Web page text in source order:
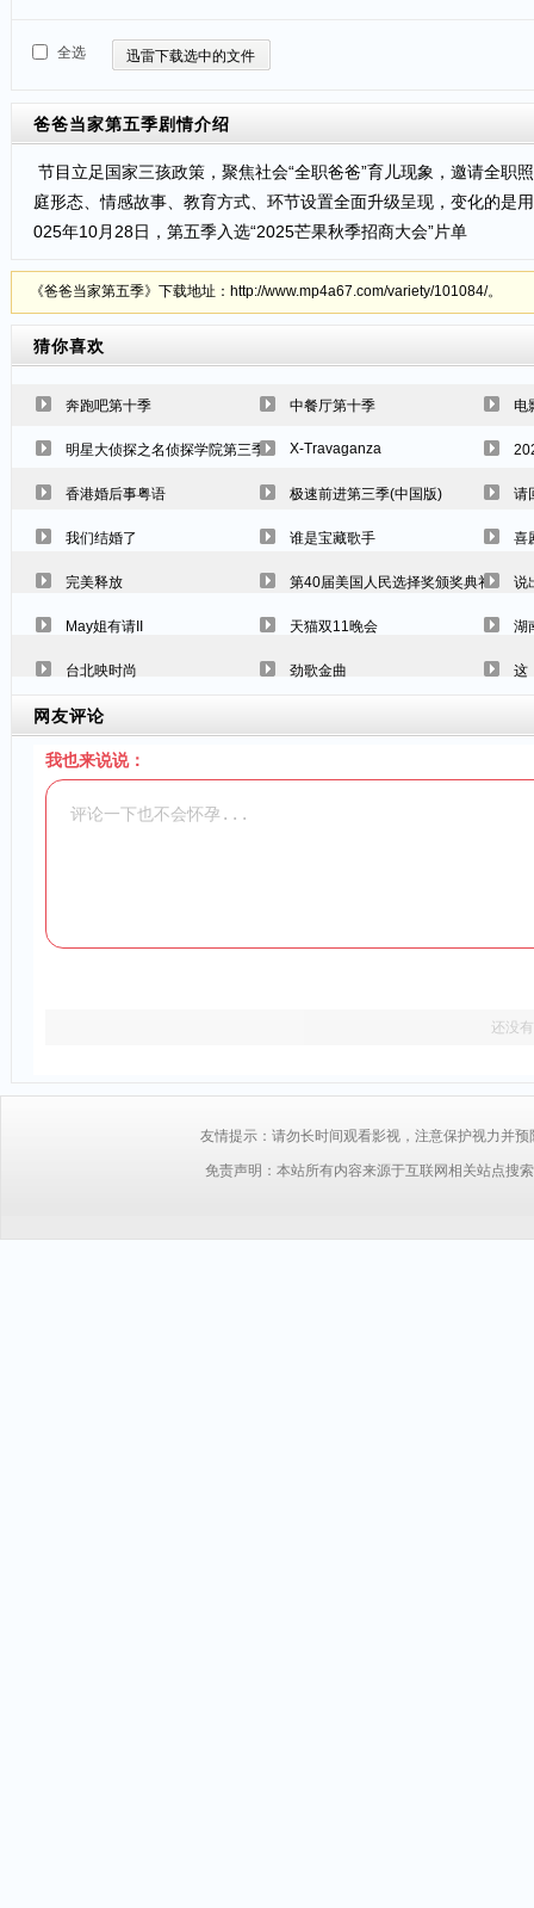
全选 迅雷下载选中的文件
爸爸当家第五季剧情介绍
节目立足国家三孩政策，聚焦社会“全职爸爸”育儿现象，邀请全职
庭形态、情感故事、教育方式、环节设置全面升级呈现，变化的是
025年10月28日，第五季入选“2025芒果秋季招商大会”片单
《爸爸当家第五季》下载地址：http://www.mp4a67.com/variety/101084/。
猜你喜欢
奔跑吧第十季 中餐厅第十季 电
明星大侦探之名侦探学院第三季 X-Travaganza
香港婚后事粤语 极速前进第三季(中国版) 请
我们结婚了 谁是宝藏歌手 喜
完美释放 第40届美国人民选择奖颁奖典礼 说
May姐有请II 天猫双11晚会 湖
台北映时尚 劲歌金曲 这
网友评论
我也来说说：
还没
友情提示：请勿长时间观看影视，注意保护视力并
免责声明：本站所有内容来源于互联网相关站点搜